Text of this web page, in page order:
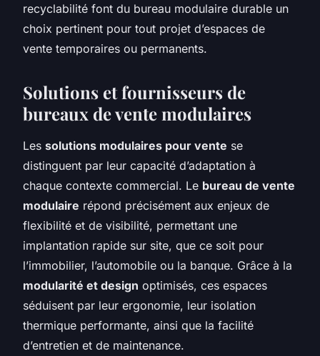
recyclabilité font du bureau modulaire durable un
choix pertinent pour tout projet d’espaces de
vente temporaires ou permanents.
Solutions et fournisseurs de
bureaux de vente modulaires
Les solutions modulaires pour vente se
distinguent par leur capacité d’adaptation à
chaque contexte commercial. Le bureau de vente
modulaire répond précisément aux enjeux de
flexibilité et de visibilité, permettant une
implantation rapide sur site, que ce soit pour
l’immobilier, l’automobile ou la banque. Grâce à la
modularité et design optimisés, ces espaces
séduisent par leur ergonomie, leur isolation
thermique performante, ainsi que la facilité
d’entretien et de maintenance.